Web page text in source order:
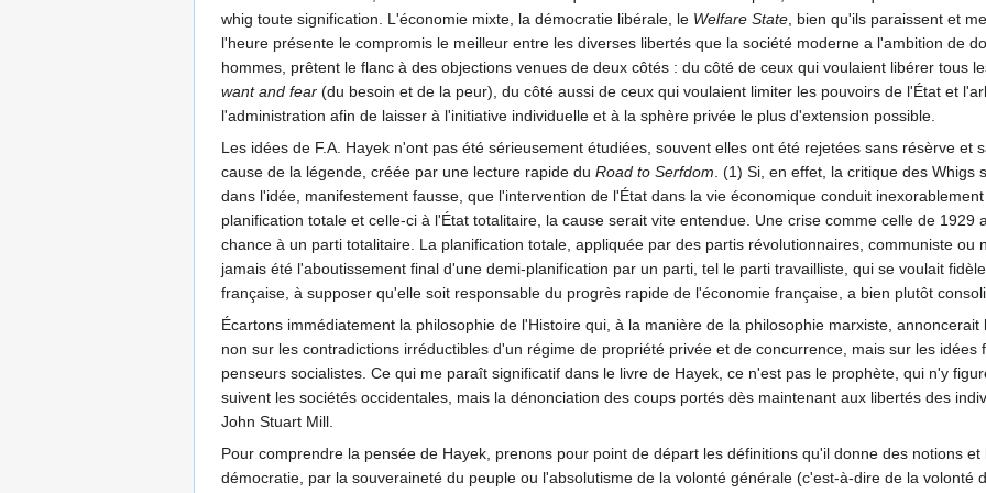
whig toute signification. L'économie mixte, la démocratie libérale, le Welfare State , bien qu'ils paraissent et
l'heure présente le compromis le meilleur entre les diverses libertés que la société moderne a l'ambition de
hommes, prêtent le flanc à des objections venues de deux côtés : du côté de ceux qui voulaient libérer tous
want and fear (du besoin et de la peur), du côté aussi de ceux qui voulaient limiter les pouvoirs de l'État et
l'administration afin de laisser à l'initiative individuelle et à la sphère privée le plus d'extension possible.
Les idées de F.A. Hayek n'ont pas été sérieusement étudiées, souvent elles ont été rejetées sans résèrve et
cause de la légende, créée par une lecture rapide du Road to Serfdom . (1) Si, en effet, la critique des Whigs
dans l'idée, manifestement fausse, que l'intervention de l'État dans la vie économique conduit
planification totale et celle-ci à l'État totalitaire, la cause serait vite entendue. Une crise comme celle de 1929
chance à un parti totalitaire. La planification totale, appliquée par des partis révolutionnaires, communiste
jamais été l'aboutissement final d'une demi-planification par un parti, tel le parti travailliste, qui se voulait
française, à supposer qu'elle soit responsable du progrès rapide de l'économie française, a bien plutôt
Écartons immédiatement la philosophie de l'Histoire qui, à la manière de la philosophie marxiste,
non sur les contradictions irréductibles d'un régime de propriété privée et de concurrence, mais sur les
penseurs socialistes. Ce qui me paraît significatif dans le livre de Hayek, ce n'est pas le prophète, qui n'y
suivent les sociétés occidentales, mais la dénonciation des coups portés dès maintenant aux libertés des
John Stuart Mill.
Pour comprendre la pensée de Hayek, prenons pour point de départ les définitions qu'il donne des notions
démocratie, par la souveraineté du peuple ou l'absolutisme de la volonté générale (c'est-à-dire de la